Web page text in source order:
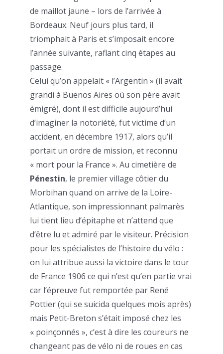
de maillot jaune – lors de l’arrivée à
Bordeaux. Neuf jours plus tard, il
triomphait à Paris et s’imposait encore
l’année suivante, raflant cinq étapes au
passage.
Celui qu’on appelait « l’Argentin » (il avait
grandi à Buenos Aires où son père avait
émigré), dont il est difficile aujourd’hui
d’imaginer la notoriété, fut victime d’un
accident, en décembre 1917, alors qu’il
portait un ordre de mission, et reconnu
« mort pour la France ». Au cimetière de
Pénestin, le premier village côtier du
Morbihan quand on arrive de la Loire-
Atlantique, son impressionnant palmarès
lui tient lieu d’épitaphe et n’attend que
d’être lu et admiré par le visiteur. Précision
pour les spécialistes de l’histoire du vélo :
on lui attribue aussi la victoire dans le tour
de France 1906 ce qui n’est qu’en partie vrai
car l’épreuve fut remportée par René
Pottier (qui se suicida quelques mois après)
mais Petit-Breton s’était imposé chez les
« poinçonnés », c’est à dire les coureurs ne
changeant pas de vélo ni de roues en cas